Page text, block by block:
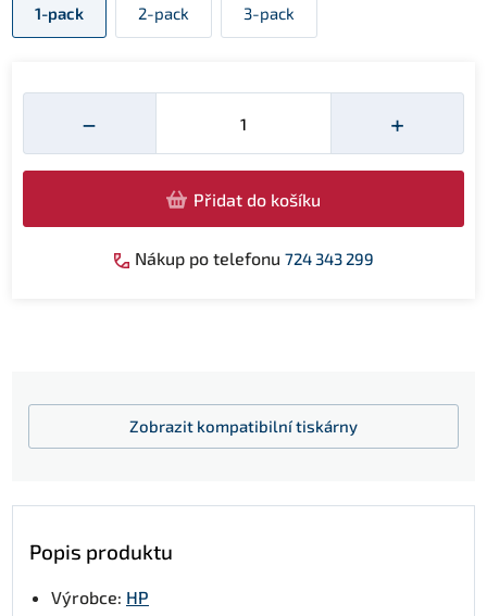
1-pack 2-pack 3-pack
−
Množství
+
Přidat do košíku
Nákup po telefonu 724 343 299
Zobrazit kompatibilní tiskárny
Popis produktu
Výrobce: HP